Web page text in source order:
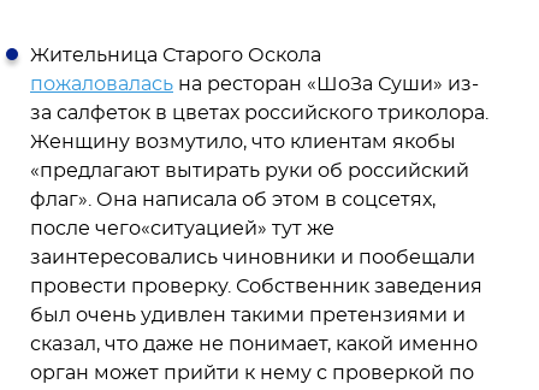
Жительница Старого Оскола
пожаловалась на ресторан «ШоЗа Суши» из-
за салфеток в цветах российского триколора.
Женщину возмутило, что клиентам якобы
«предлагают вытирать руки об российский
флаг». Она написала об этом в соцсетях,
после чего«ситуацией» тут же
заинтересовались чиновники и пообещали
провести проверку. Собственник заведения
был очень удивлен такими претензиями и
сказал, что даже не понимает, какой именно
орган может прийти к нему с проверкой по